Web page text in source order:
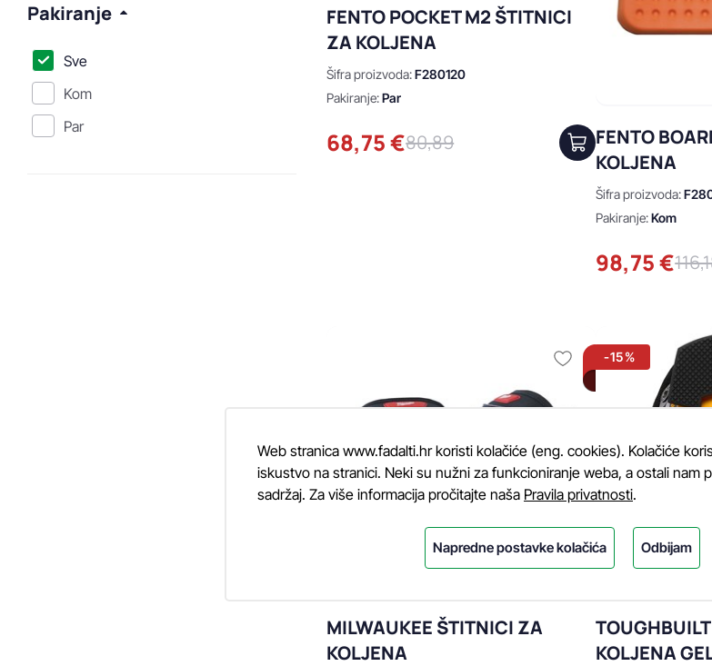
Pakiranje
Sve
Kom
Par
FENTO POCKET M2 ŠTITNICI
ZA KOLJENA
Šifra proizvoda:F280120
Pakiranje:Par
68,75 €80,89
FENTO
KOLJENA
Šifra proizvoda:
Pakiranje:Kom
98,75 €
MILWAUKEE ŠTITNICI ZA
KOLJENA
-15%
KOLJENA
Web stranica www.fadalti.hr koristi kolačiće (eng. cookies). Kolačiće
iskustvo na stranici. Neki su nužni za funkcioniranje weba, a ostali nam
sadržaj. Za više informacija pročitajte naša Pravila privatnosti.
Napredne postavke kolačića Odbijam